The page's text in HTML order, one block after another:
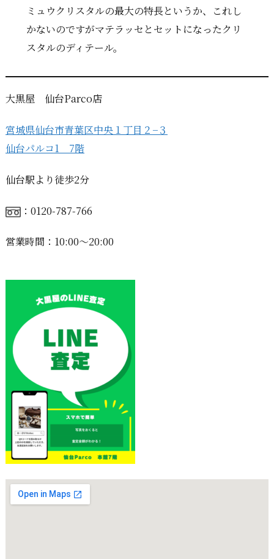
ミュウクリスタルの最大の特長というか、これし
かないのですがマテラッセとセットになったクリ
スタルのディテール。
大黒屋 仙台Parco店
宮城県仙台市青葉区中央１丁目２−３
仙台パルコ1 7階
仙台駅より徒歩2分
：0120-787-766
営業時間：10:00〜20:00